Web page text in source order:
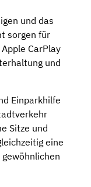
und das
sorgen für
CarPlay
und
Einparkhilfe
Sitze und
eine